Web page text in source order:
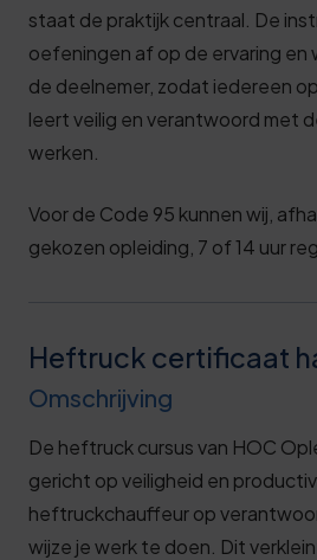
staat de praktijk centraal. De
oefeningen af op de ervaring en
de deelnemer, zodat iedereen
leert veilig en verantwoord met
werken.
Voor de Code 95 kunnen wij,
gekozen opleiding, 7 of 14 uur
Heftruck certificaat
Omschrijving
De heftruck cursus van HOC
gericht op veiligheid en
heftruckchauffeur op
wijze je werk te doen. Dit